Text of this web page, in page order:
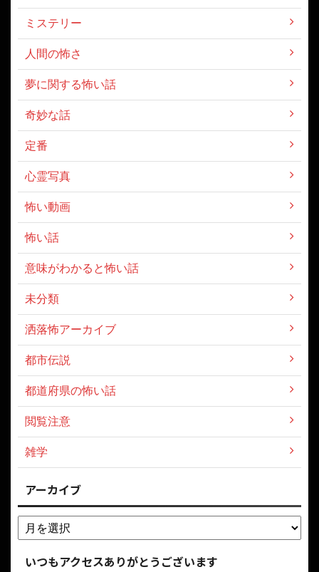
ミステリー
人間の怖さ
夢に関する怖い話
奇妙な話
定番
心霊写真
怖い動画
怖い話
意味がわかると怖い話
未分類
洒落怖アーカイブ
都市伝説
都道府県の怖い話
閲覧注意
雑学
アーカイブ
いつもアクセスありがとうございます